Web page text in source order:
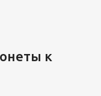
к